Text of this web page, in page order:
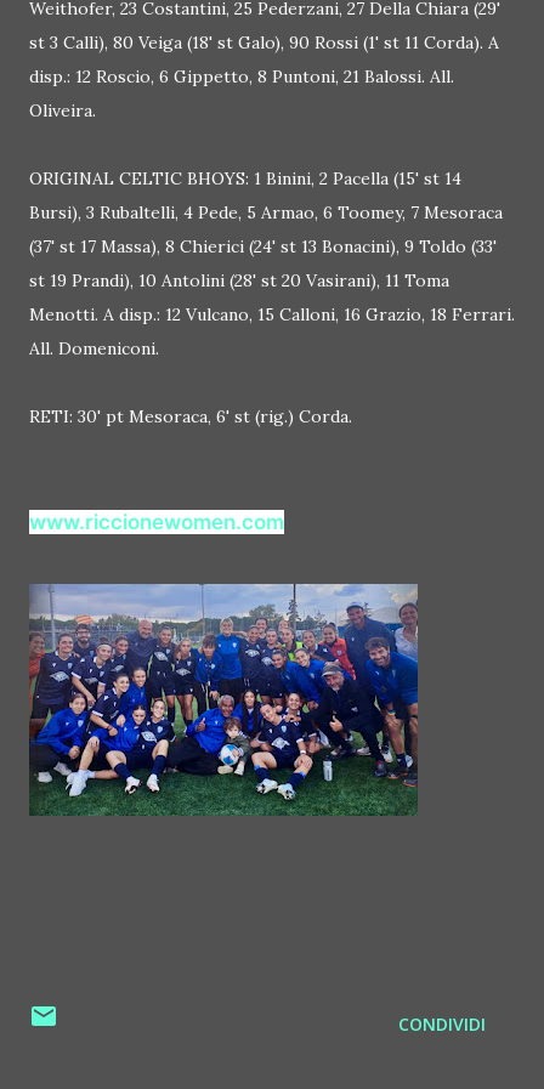
Weithofer, 23 Costantini, 25 Pederzani, 27 Della Chiara (29'
st 3 Calli), 80 Veiga (18' st Galo), 90 Rossi (1' st 11 Corda). A
disp.: 12 Roscio, 6 Gippetto, 8 Puntoni, 21 Balossi. All.
Oliveira.
ORIGINAL CELTIC BHOYS: 1 Binini, 2 Pacella (15' st 14
Bursi), 3 Rubaltelli, 4 Pede, 5 Armao, 6 Toomey, 7 Mesoraca
(37' st 17 Massa), 8 Chierici (24' st 13 Bonacini), 9 Toldo (33'
st 19 Prandi), 10 Antolini (28' st 20 Vasirani), 11 Toma
Menotti. A disp.: 12 Vulcano, 15 Calloni, 16 Grazio, 18 Ferrari.
All. Domeniconi.
RETI: 30' pt Mesoraca, 6' st (rig.) Corda.
www.riccionewomen.com
CONDIVIDI